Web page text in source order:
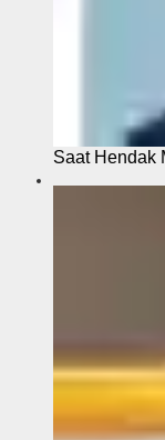
Saat Hendak